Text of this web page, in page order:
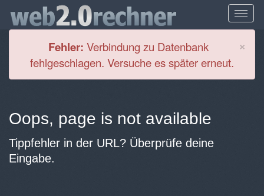
×
Fehler: Verbindung zu Datenbank
fehlgeschlagen. Versuche es später erneut.
Oops, page is not available
Tippfehler in der URL? Überprüfe deine
Eingabe.